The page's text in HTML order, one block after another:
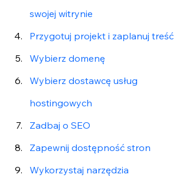
swojej witrynie
Przygotuj projekt i zaplanuj treść
Wybierz domenę
Wybierz dostawcę usług
hostingowych
Zadbaj o SEO
Zapewnij dostępność stron
Wykorzystaj narzędzia